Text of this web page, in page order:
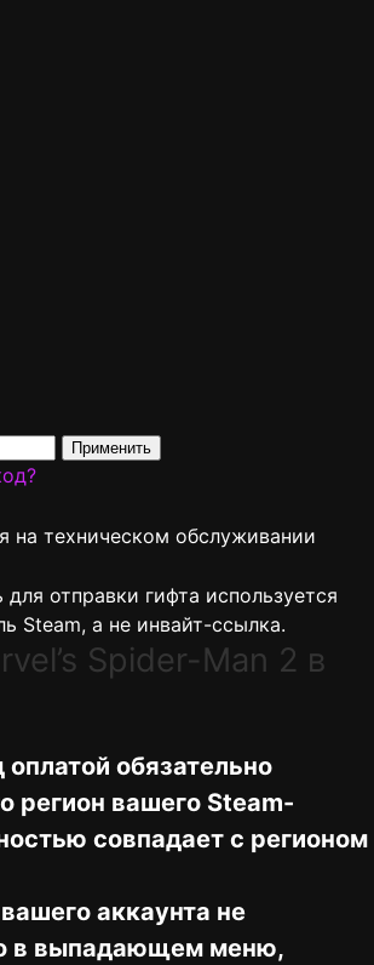
Применить
на техническом обслуживании
отправки гифта используется
Steam, а не инвайт-ссылка.
Spider-Man 2 в
обязательно
регион вашего Steam-
совпадает с регионом
аккаунта не
в выпадающем меню,